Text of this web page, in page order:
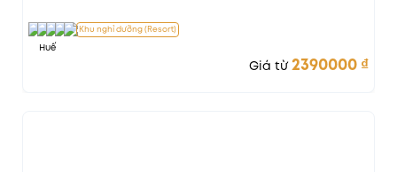
Khu nghỉ dưỡng (Resort)
Huế
Giá từ2390000 ₫